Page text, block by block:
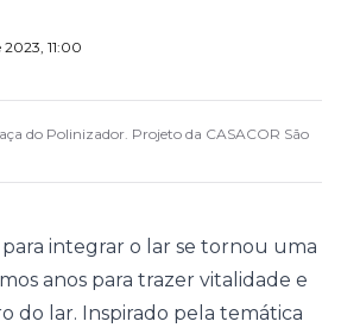
2023, 11:00
do Polinizador. Projeto da CASACOR São
integrar o lar se tornou uma
anos para trazer vitalidade e
do lar. Inspirado pela temática